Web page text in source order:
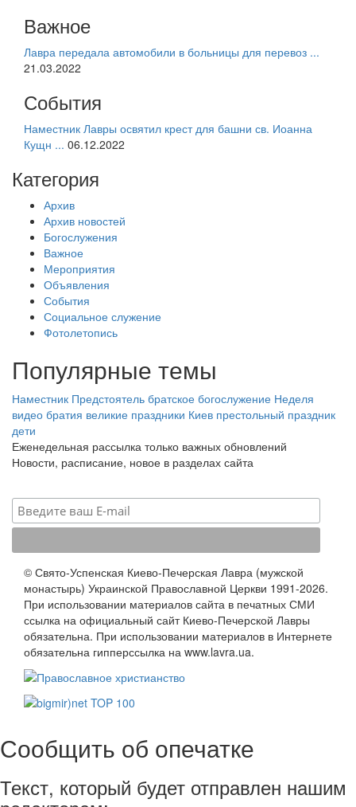
Важное
Лавра передала автомобили в больницы для перевоз ...
21.03.2022
События
Наместник Лавры освятил крест для башни св. Иоанна
Кущн ... 06.12.2022
Категория
Архив
Архив новостей
Богослужения
Важное
Мероприятия
Объявления
События
Социальное служение
Фотолетопись
Популярные темы
Наместник Предстоятель братское богослужение Неделя
видео братия великие праздники Киев престольный праздник
дети
Еженедельная рассылка только важных обновлений
Новости, расписание, новое в разделах сайта
© Свято-Успенская Киево-Печерская Лавра (мужской
монастырь) Украинской Православной Церкви 1991-2026.
При использовании материалов сайта в печатных СМИ
ссылка на официальный сайт Киево-Печерской Лавры
обязательна. При использовании материалов в Интернете
обязательна гипперссылка на www.lavra.ua.
Сообщить об опечатке
Текст, который будет отправлен нашим